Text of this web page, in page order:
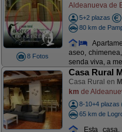
8 Fotos
Aldeanueva de
5+2 plazas
80 km de
aseo,
senda viva, a
Casa Rural
Casa Rural en
km de
8-10+4 plazas
65 km de
Esta